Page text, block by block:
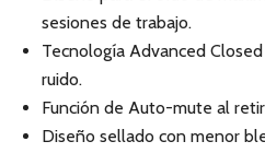
sesiones de trabajo.
Tecnología Advanced
ruido.
Función de Auto-mute al
Diseño sellado con menor